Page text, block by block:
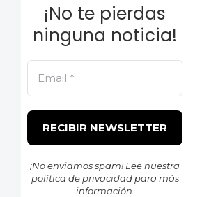
¡No te pierdas
ninguna noticia!
¡No enviamos spam! Lee nuestra
política de privacidadpara más
información.